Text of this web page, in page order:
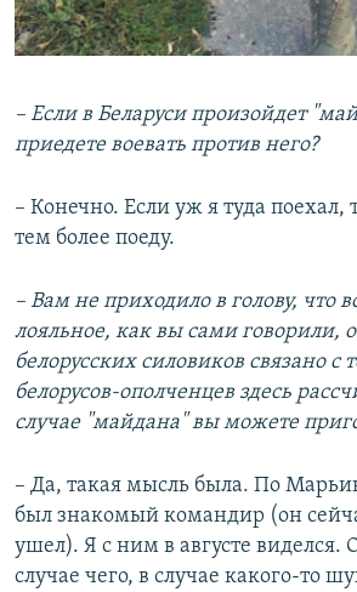
– Если в Беларуси произойдет
приедете воевать против него?
– Конечно. Если уж я туда поехал,
тем более поеду.
– Вам не приходило в голову, что
лояльное, как вы сами говорили,
белорусских силовиков связано с
белорусов-ополченцев здесь
случае "майдана" вы можете
– Да, такая мысль была. По
был знакомый командир (он
ушел). Я с ним в августе виделся.
случае чего, в случае какого-то